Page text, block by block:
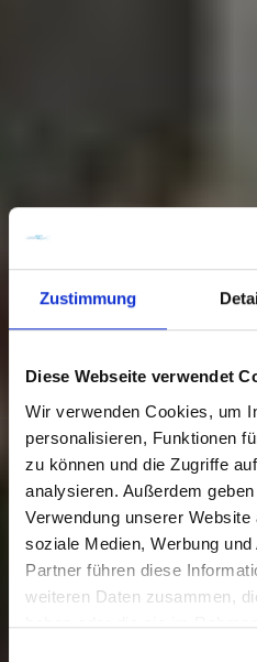
Zustimmung
Diese Webseite verwendet
Wir verwenden Cookies, um
personalisieren, Funktionen
zu können und die Zugriffe
analysieren. Außerdem
Verwendung unserer
soziale Medien, Werbung
Partner führen diese
weiteren Daten zusammen,
haben oder die sie im
Bahnhof
Besuch